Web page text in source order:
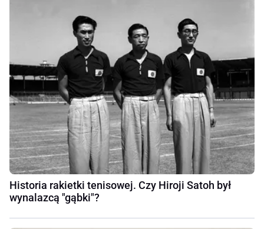
Historia rakietki tenisowej. Czy Hiroji Satoh był
wynalazcą "gąbki"?